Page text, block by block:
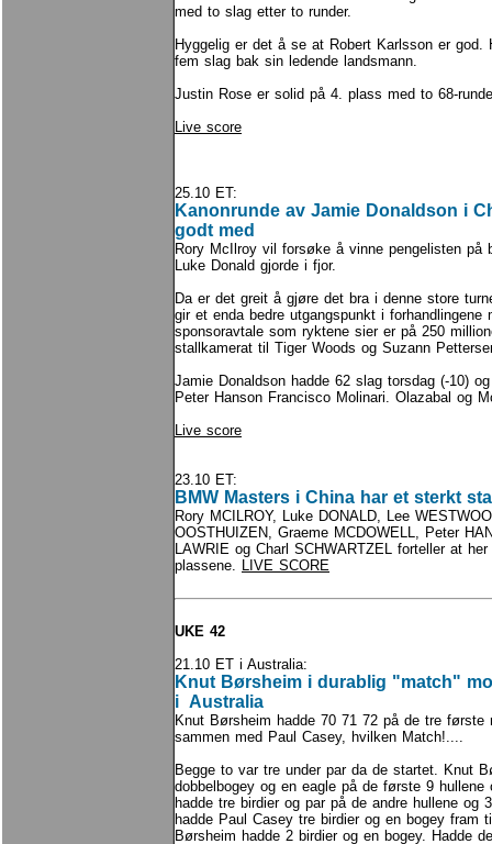
med to slag etter to runder.
Hyggelig er det å se at Robert Karlsson er god.
fem slag bak sin ledende landsmann.
Justin Rose er solid på 4. plass med to 68-
Live score
25.10 ET:
Kanonrunde av Jamie Donaldson i
godt med
Rory McIlroy vil forsøke å vinne pengelisten på
Luke Donald gjorde i fjor.
Da er det greit å gjøre det bra i denne store
gir et enda bedre utgangspunkt i forhandlingene
sponsoravtale som ryktene sier er på 250
stallkamerat til Tiger Woods og Suzann
Jamie Donaldson hadde 62 slag torsdag (-10)
Peter Hanson Francisco Molinari. Olazabal og
Live score
23.10 ET:
BMW Masters i China har et sterkt
Rory MCILROY, Luke DONALD, Lee
OOSTHUIZEN, Graeme MCDOWELL, Peter
LAWRIE og Charl SCHWARTZEL forteller at
plassene. LIVE SCORE
UKE 42
21.10 ET i Australia:
Knut Børsheim i durablig "match"
i Australia
Knut Børsheim hadde 70 71 72 på de tre første
sammen med Paul Casey, hvilken Match!....
Begge to var tre under par da de startet. Knut
dobbelbogey og en eagle på de første 9
hadde tre birdier og par på de andre hullene og
hadde Paul Casey tre birdier og en bogey fram
Børsheim hadde 2 birdier og en bogey. Hadde